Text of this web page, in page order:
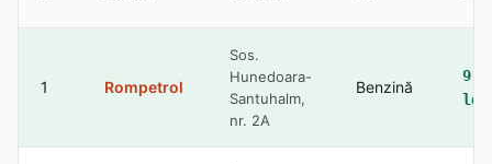
1 Rompetrol
Sos.
Hunedoara-
Santuhalm,
nr. 2A
Benzină
lei